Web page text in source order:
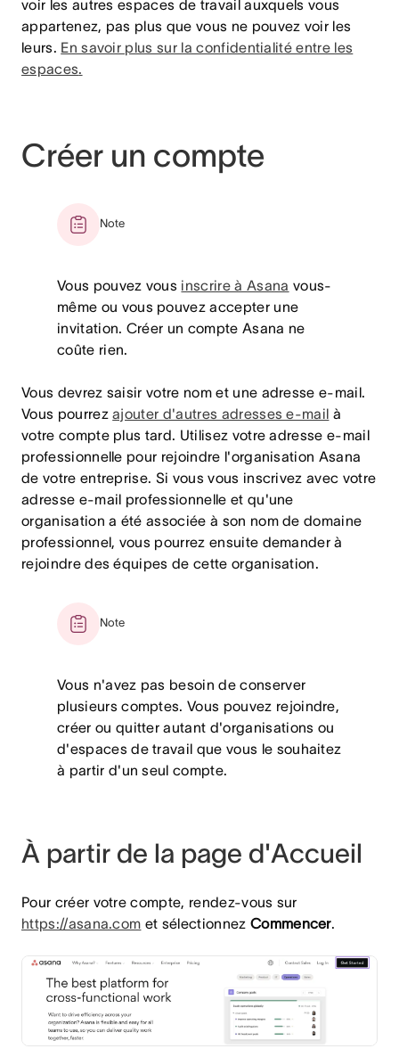
voir les autres espaces de travail auxquels vous
appartenez, pas plus que vous ne pouvez voir les
leurs. En savoir plus sur la confidentialité entre les
espaces.
Créer un compte
Note
Vous pouvez vous inscrire à Asana vous-
même ou vous pouvez accepter une
invitation. Créer un compte Asana ne
coûte rien.
Vous devrez saisir votre nom et une adresse e-mail.
Vous pourrezajouter d'autres adresses e-mail à
votre compte plus tard. Utilisez votre adresse e-mail
professionnelle pour rejoindre l'organisation Asana
de votre entreprise. Si vous vous inscrivez avec votre
adresse e-mail professionnelle et qu'une
organisation a été associée à son nom de domaine
professionnel, vous pourrez ensuite demander à
rejoindre des équipes de cette organisation.
Note
Vous n'avez pas besoin de conserver
plusieurs comptes. Vous pouvez rejoindre,
créer ou quitter autant d'organisations ou
d'espaces de travail que vous le souhaitez
à partir d'un seul compte.
À partir de la page d'Accueil
Pour créer votre compte, rendez-vous sur
https://asana.com et sélectionnez Commencer.